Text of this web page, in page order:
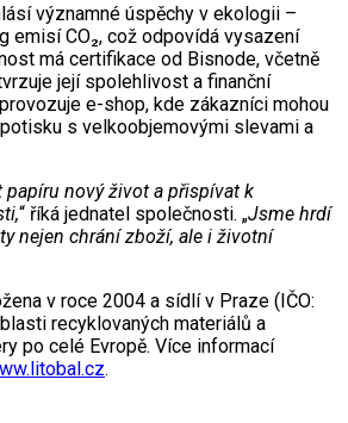
významné úspěchy v ekologii –
emisí CO₂, což odpovídá vysazení
má certifikace od Bisnode, včetně
její spolehlivost a finanční
e-shop, kde zákazníci mohou
s velkoobjemovými slevami a
papíru nový život a přispívat k
“ říká jednatel společnosti. „Jsme hrdí
nejen chrání zboží, ale i životní
v roce 2004 a sídlí v Praze (IČO:
recyklovaných materiálů a
po celé Evropě. Více informací
.